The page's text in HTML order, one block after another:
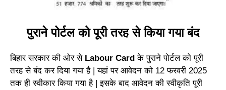
पुराने पोर्टल को पूरी तरह से किया गया बंद
बिहार सरकार की ओर से Labour Cardके पुराने पोर्टल को पूरी
तरह से बंद कर दिया गया है | यहां पर आवेदन को 12 फरवरी 2025
तक ही स्वीकार किया गया है | इसके बाद आवेदन की स्वीकृति पूरी